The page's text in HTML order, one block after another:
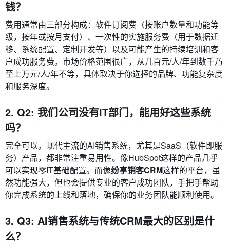
钱？
费用通常由三部分构成：软件订阅费（按账户数量和功能等
级，按年或按月支付）、一次性的实施服务费（用于数据迁
移、系统配置、定制开发等）以及可能产生的持续培训和客
户成功服务费。市场价格范围很广，从几百元/人/年到数千乃
至上万元/人/年不等，具体取决于你选择的品牌、功能复杂度
和服务深度。
2. Q2: 我们公司没有IT部门，能用好这些系统
吗？
完全可以。现代主流的AI销售系统，尤其是SaaS（软件即服
务）产品，都非常注重易用性。像HubSpot这样的产品几乎
可以实现零IT基础配置。而像纷享销客CRM这样的平台，虽
然功能强大，但也会提供专业的客户成功团队，手把手帮助
你完成系统的上线和落地，确保你的业务团队能顺利使用。
3. Q3: AI销售系统与传统CRM最大的区别是什
么？